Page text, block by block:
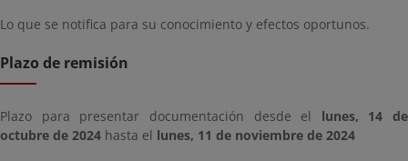
Lo que se notifica para su conocimiento y efectos oportunos.
Plazo de remisión
Plazo para presentar documentación desde el lunes, 14 de
octubre de 2024 hasta el lunes, 11 de noviembre de 2024